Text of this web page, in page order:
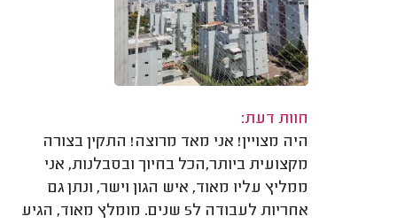
חוות דעת:
היה מצויין! אני מאד מרוצה! התקין בצורה
מקצועית ביותר,הכל בחיוך ובסבלנות, אני
ממליץ עליו מאוד, איש הגון וישר, ונתן גם
אחריות לעבודה ל5 שנים. מומלץ מאוד, הגיע